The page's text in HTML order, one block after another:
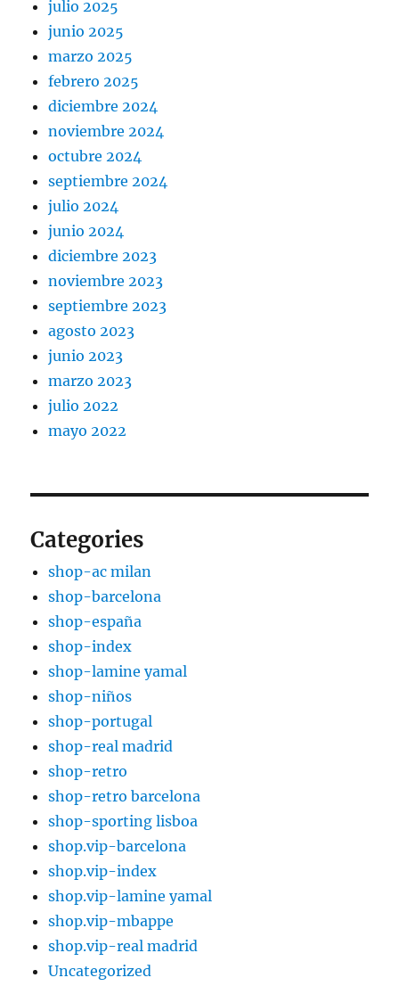
julio 2025
junio 2025
marzo 2025
febrero 2025
diciembre 2024
noviembre 2024
octubre 2024
septiembre 2024
julio 2024
junio 2024
diciembre 2023
noviembre 2023
septiembre 2023
agosto 2023
junio 2023
marzo 2023
julio 2022
mayo 2022
Categories
shop-ac milan
shop-barcelona
shop-españa
shop-index
shop-lamine yamal
shop-niños
shop-portugal
shop-real madrid
shop-retro
shop-retro barcelona
shop-sporting lisboa
shop.vip-barcelona
shop.vip-index
shop.vip-lamine yamal
shop.vip-mbappe
shop.vip-real madrid
Uncategorized